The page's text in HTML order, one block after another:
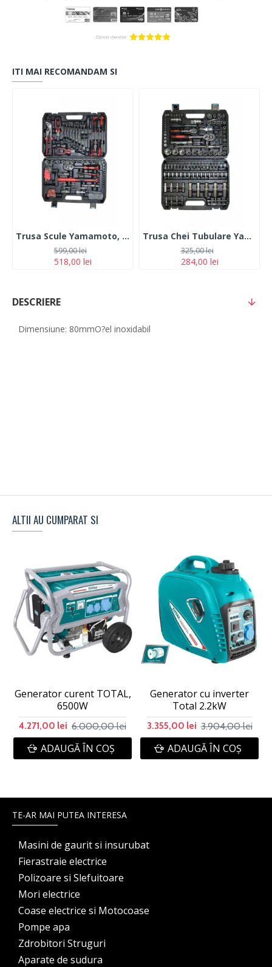
ITI MAI RECOMANDAM SI
Trusa Scule Yamamoto, 92 Piese
518,00 lei
599,00 lei
Trusa Chei Tubulare Yamamoto, 108 piese
284,00 lei
325,00 lei
DESCRIERE
Dimensiune: 80mmO?el inoxidabil
ALTII AU CUMPARAT SI
Generator curent TOTAL,
6500W
4.271,00 lei 6.000,00 lei
ADAUGĂ ÎN COŞ
Generator cu inverter
Total 2.2kW
3.355,00 lei 3.904,00 lei
ADAUGĂ ÎN COŞ
TE-AR MAI PUTEA INTERESA
Masini de gaurit si insurubat
Fierastraie electrice
Polizoare si Slefuitoare
Mori electrice
Coase electrice si Motocoase
Pompe apa
Zdrobitori Struguri
Aparate de sudura